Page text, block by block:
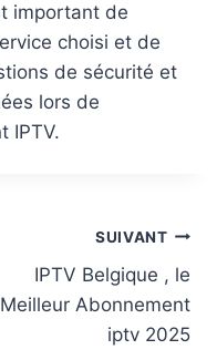
important de
choisi et de
de sécurité et
lors de
IPTV.
SUIVANT
IPTV Belgique , le
Meilleur Abonnement
iptv 2025